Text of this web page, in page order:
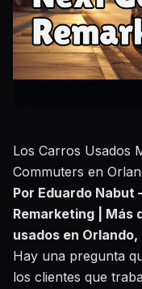
Los Carros Usados
Commuters en
Por Eduardo
Remarketing | Más
usados en Orlando,
Hay una pregunta
los clientes que